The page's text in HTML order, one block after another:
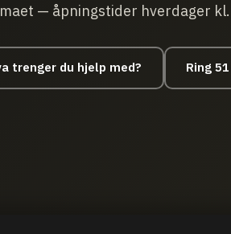
— åpningstider hverdager
trenger du hjelp med? Ring